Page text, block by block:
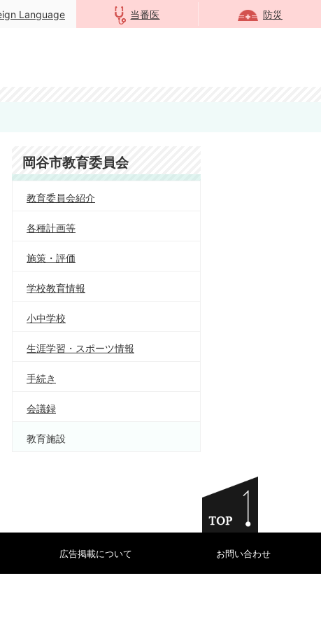
Language 当番医 防災
岡谷市教育委員会
教育委員会紹介
各種計画等
施策・評価
学校教育情報
小中学校
生涯学習・スポーツ情報
手続き
会議録
教育施設
広告掲載について お問い合わせ